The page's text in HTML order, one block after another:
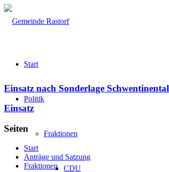
Start
Politik
Fraktionen
CDU
Einsatz nach Sonderlage Schwentinental
Einsatz
Seiten
Start
Anträge und Satzung
Fraktionen